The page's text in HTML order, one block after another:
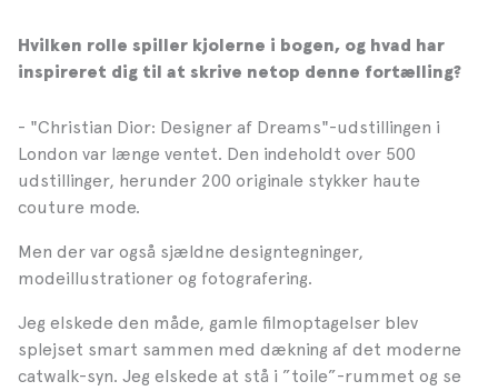
Hvilken rolle spiller kjolerne i bogen, og hvad har
inspireret dig til at skrive netop denne fortælling?
- "Christian Dior: Designer af Dreams"-udstillingen i
London var længe ventet. Den indeholdt over 500
udstillinger, herunder 200 originale stykker haute
couture mode.
Men der var også sjældne designtegninger,
modeillustrationer og fotografering.
Jeg elskede den måde, gamle filmoptagelser blev
splejset smart sammen med dækning af det moderne
catwalk-syn. Jeg elskede at stå i ”toile”-rummet og se